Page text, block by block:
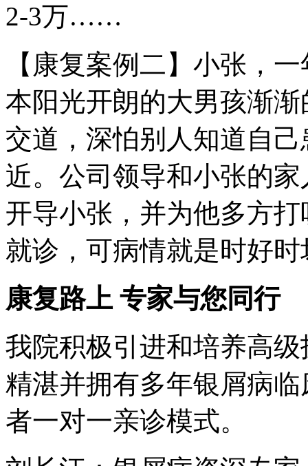
2-3万……
【康复案例二】小张，
本阳光开朗的大男孩渐
交道，深怕别人知道自
近。公司领导和小张的
开导小张，并为他多方
就诊，可病情就是时好
康复路上 专家与您同行
我院积极引进和培养高
精湛并拥有多年银屑病
者一对一亲诊模式。